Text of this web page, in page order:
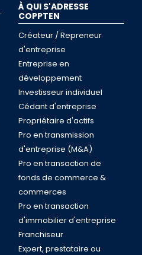
À QUI S'ADRESSE
COPPTEN
Créateur / Repreneur
d'entreprise
Entreprise en
développement
Investisseur individuel
Cédant d'entreprise
Propriétaire d'actifs
Pro en transmission
d'entreprise (M&A)
Pro en transaction de
fonds de commerce &
commerces
Pro en transaction
d'immobilier d'entreprise
Franchiseur
Expert, prestataire ou